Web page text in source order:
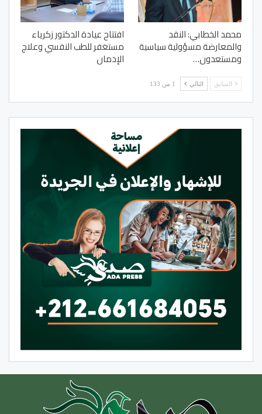
محمد الخطابي: النقد
والمعارضة مسؤولية سياسية
ومستعدون…
افتتاح عيادة الدكتور زكرياء
مستغفر للطب النفسي وعلاج
الإدمان
السابق التالي 1 من 133